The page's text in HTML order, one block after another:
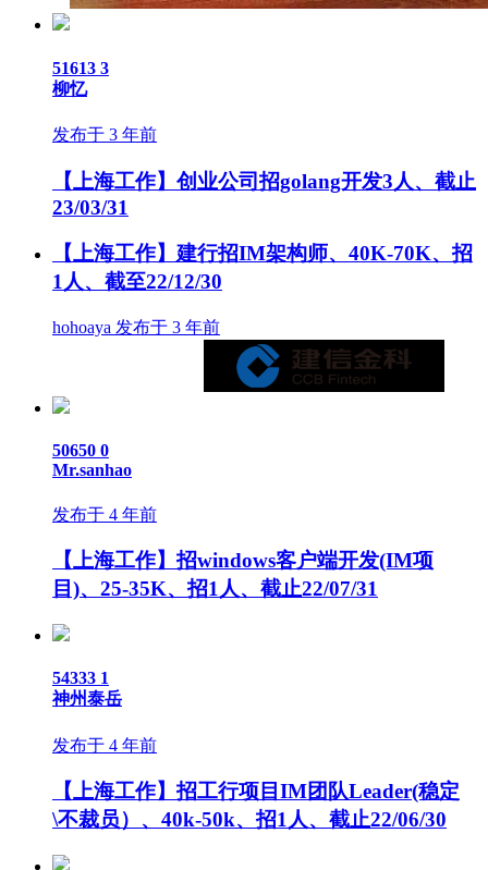
51613 3
柳忆
发布于 3 年前
【上海工作】创业公司招golang开发3人、截止
23/03/31
【上海工作】建行招IM架构师、40K-70K、招
1人、截至22/12/30
hohoaya 发布于 3 年前
50650 0
Mr.sanhao
发布于 4 年前
【上海工作】招windows客户端开发(IM项
目)、25-35K、招1人、截止22/07/31
54333 1
神州泰岳
发布于 4 年前
【上海工作】招工行项目IM团队Leader(稳定
\不裁员）、40k-50k、招1人、截止22/06/30